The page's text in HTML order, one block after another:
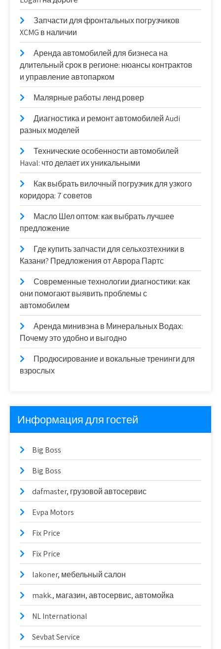
Запчасти для фронтальных погрузчиков
XCMG в наличии
Аренда автомобилей для бизнеса на
длительный срок в регионе: нюансы контрактов
и управление автопарком
Малярные работы ленд ровер
Диагностика и ремонт автомобилей Audi
разных моделей
Технические особенности автомобилей
Haval: что делает их уникальными
Как выбрать вилочный погрузчик для узкого
коридора: 7 советов
Масло Шел оптом: как выбрать лучшее
предложение
Где купить запчасти для сельхозтехники в
Казани? Предложения от Аврора Партс
Современные технологии диагностики: как
они помогают выявить проблемы с
автомобилем
Аренда минивэна в Минеральных Водах:
Почему это удобно и выгодно
Продюсирование и вокальные тренинги для
взрослых
Информация для гостей
Big Boss
Big Boss
dafmaster, грузовой автосервис
Evpa Motors
Fix Price
Fix Price
lakoner, мебельный салон
makk., магазин, автосервис, автомойка
NL International
Sevbat Service